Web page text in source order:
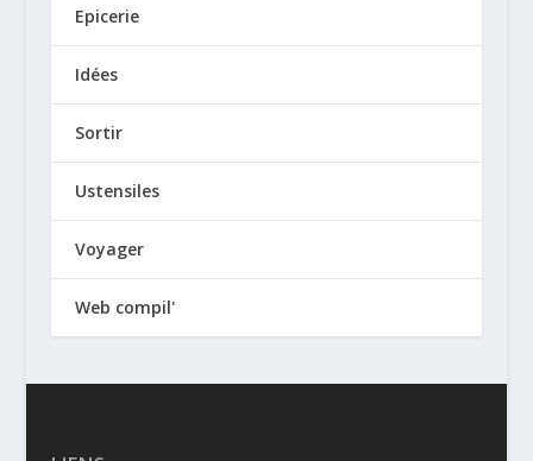
Epicerie
Idées
Sortir
Ustensiles
Voyager
Web compil'